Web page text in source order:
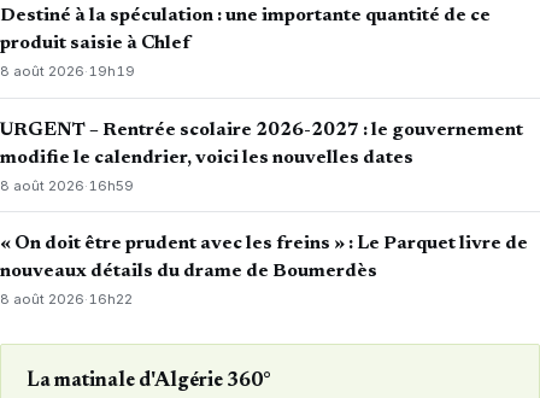
Destiné à la spéculation : une importante quantité de ce
produit saisie à Chlef
8 août 2026·19h19
URGENT – Rentrée scolaire 2026-2027 : le gouvernement
modifie le calendrier, voici les nouvelles dates
8 août 2026· 16h59
« On doit être prudent avec les freins » : Le Parquet livre de
nouveaux détails du drame de Boumerdès
8 août 2026·16h22
La matinale d'Algérie 360°